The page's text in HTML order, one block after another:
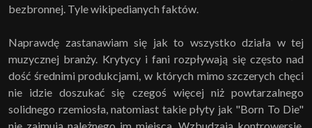
bezbronnej. Tyle wikipedianych faktów.
Naprawdę zastanawiam się jak to wszystko działa w tej
muzycznej branży. Krytycy i fani rozpływają się często nad
dość średnimi produkcjami, w których mimo szczerych chęci
nie idzie doszukać się czegoś więcej niż powtarzalnego
solidnego rzemiosła, natomiast takie płyty jak "Born To Die"